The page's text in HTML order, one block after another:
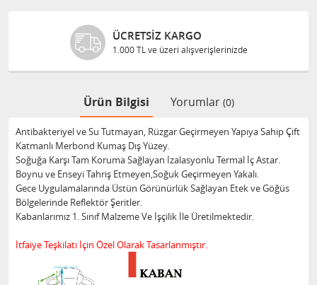
ÜCRETSIZ KARGO
1.000 TL ve üzeri alışverişlerinizde
Ürün Bilgisi Yorumlar (0)
Antibakteriyel ve Su Tutmayan, Rüzgar Geçirmeyen Yapıya Sahip Çift
Katmanlı Merbond Kumaş Dış Yüzey.
Soğuğa Karşı Tam Koruma Sağlayan İzalasyonlu Termal İç Astar.
Boynu ve Enseyi Tahriş Etmeyen,Soğuk Geçirmeyen Yakalı.
Gece Uygulamalarında Üstün Görünürlük Sağlayan Etek ve Göğüs
Bölgelerinde Reflektör Şeritler.
Kabanlarımız 1. Sınıf Malzeme Ve İşçilik İle Üretilmektedir.
İtfaiye Teşkilatı İçin Özel Olarak Tasarlanmıştır.